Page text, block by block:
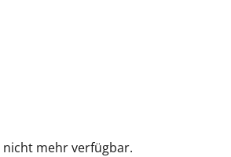
nicht mehr verfügbar.